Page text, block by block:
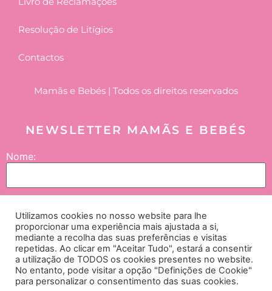
Resolução de Litígios
Contactos
Mamãs e Bebés | Todos os direitos reservados
NEWSLETTER MAMÃS E BEBÉS
Nome:
Enviar
Utilizamos cookies no nosso website para lhe
proporcionar uma experiência mais ajustada a si,
mediante a recolha das suas preferências e visitas
repetidas. Ao clicar em "Aceitar Tudo", estará a consentir
a utilização de TODOS os cookies presentes no website.
No entanto, pode visitar a opção "Definições de Cookie"
para personalizar o consentimento das suas cookies.